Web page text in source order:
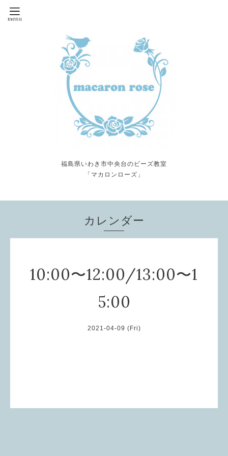
福島県いわき市中央台のビーズ教室
「マカロンローズ」
カレンダー
10:00〜12:00/13:00〜1
5:00
2021-04-09 (Fri)